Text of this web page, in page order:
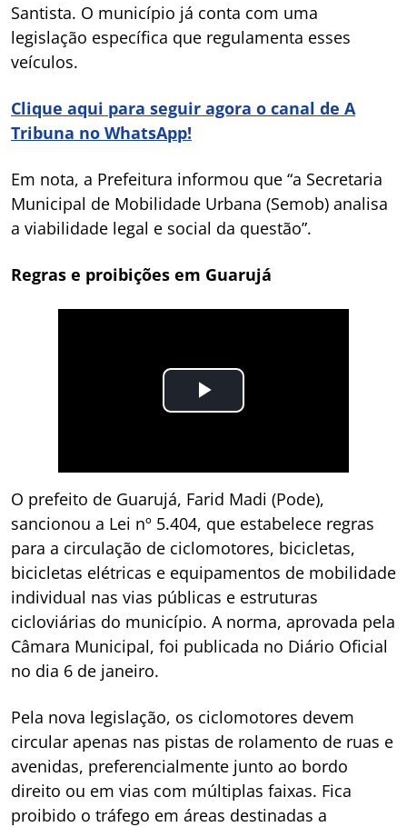
Santista. O município já conta com uma
legislação específica que regulamenta esses
veículos.
Clique aqui para seguir agora o canal de A
Tribuna no WhatsApp!
Em nota, a Prefeitura informou que “a Secretaria
Municipal de Mobilidade Urbana (Semob) analisa
a viabilidade legal e social da questão”.
Regras e proibições em Guarujá
O prefeito de Guarujá, Farid Madi (Pode),
sancionou a Lei nº 5.404, que estabelece regras
para a circulação de ciclomotores, bicicletas,
bicicletas elétricas e equipamentos de mobilidade
individual nas vias públicas e estruturas
cicloviárias do município. A norma, aprovada pela
Câmara Municipal, foi publicada no Diário Oficial
no dia 6 de janeiro.
Pela nova legislação, os ciclomotores devem
circular apenas nas pistas de rolamento de ruas e
avenidas, preferencialmente junto ao bordo
direito ou em vias com múltiplas faixas. Fica
proibido o tráfego em áreas destinadas a